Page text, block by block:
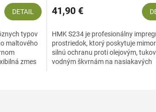
DETAIL
typov
maltového
zmes
41,90 €
HMK S234 je profesionálny
prostriedok, ktorý poskytuje
silnú ochranu proti olejovým,
vodným škvrnám na nasiakavých